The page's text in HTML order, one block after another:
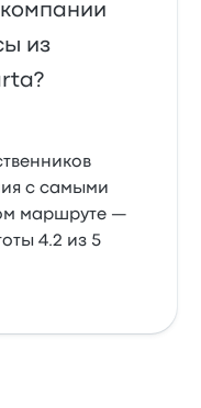
компании
из
с самыми
маршруте —
4.2 из 5